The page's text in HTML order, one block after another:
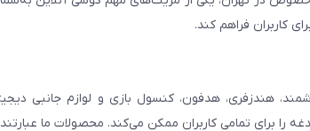
کاربران فراهم کند.
هندزفری، هدفون، کنسول بازی و لوازم جانبی
برای تمامی کاربران ممکن می‌کند. محصولات ما عبارتند